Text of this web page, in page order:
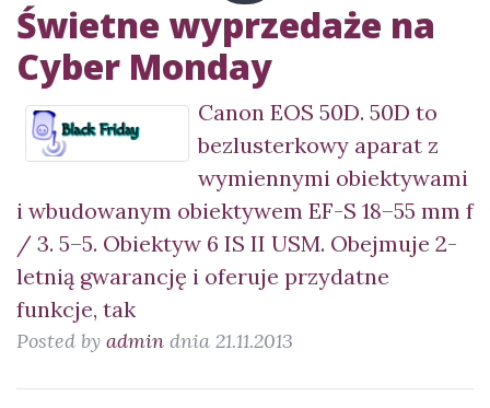
Świetne wyprzedaże na
Cyber Monday
Canon EOS 50D. 50D to
bezlusterkowy aparat z
wymiennymi obiektywami
i wbudowanym obiektywem EF-S 18–55 mm f
/ 3. 5–5. Obiektyw 6 IS II USM. Obejmuje 2-
letnią gwarancję i oferuje przydatne
funkcje, tak
Posted by admin dnia 21.11.2013